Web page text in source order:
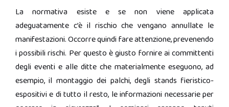
La normativa esiste e se non viene applicata
adeguatamente c’è il rischio che vengano annullate le
manifestazioni. Occorre quindi fare attenzione, prevenendo
i possibili rischi. Per questo è giusto fornire ai committenti
degli eventi e alle ditte che materialmente eseguono, ad
esempio, il montaggio dei palchi, degli stands fieristico-
espositivi e di tutto il resto, le informazioni necessarie per